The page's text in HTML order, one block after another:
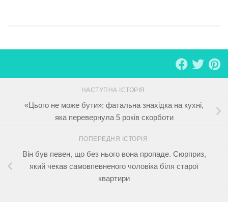
НАСТУПНА ІСТОРІЯ
«Цього не може бути»: фатальна знахідка на кухні,
яка перевернула 5 років скорботи
ПОПЕРЕДНЯ ІСТОРІЯ
Він був певен, що без нього вона пропаде. Сюрприз,
який чекав самовпевненого чоловіка біля старої
квартири